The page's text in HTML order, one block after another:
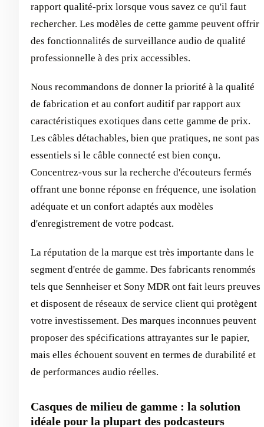
rapport qualité-prix lorsque vous savez ce qu'il faut
rechercher. Les modèles de cette gamme peuvent offrir
des fonctionnalités de surveillance audio de qualité
professionnelle à des prix accessibles.
Nous recommandons de donner la priorité à la qualité
de fabrication et au confort auditif par rapport aux
caractéristiques exotiques dans cette gamme de prix.
Les câbles détachables, bien que pratiques, ne sont pas
essentiels si le câble connecté est bien conçu.
Concentrez-vous sur la recherche d'écouteurs fermés
offrant une bonne réponse en fréquence, une isolation
adéquate et un confort adaptés aux modèles
d'enregistrement de votre podcast.
La réputation de la marque est très importante dans le
segment d'entrée de gamme. Des fabricants renommés
tels que Sennheiser et Sony MDR ont fait leurs preuves
et disposent de réseaux de service client qui protègent
votre investissement. Des marques inconnues peuvent
proposer des spécifications attrayantes sur le papier,
mais elles échouent souvent en termes de durabilité et
de performances audio réelles.
Casques de milieu de gamme : la solution
idéale pour la plupart des podcasteurs